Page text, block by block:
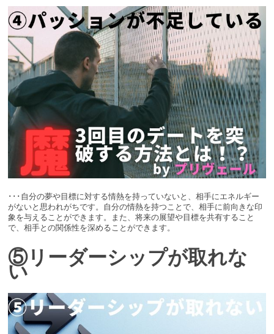
･･･自分の夢や目標に対する情熱を持っていないと、相手にエネルギー
がないと思われがちです。自分の情熱を持つことで、相手に前向きな印
象を与えることができます。また、将来の展望や目標を共有すること
で、相手との関係性を深めることができます。
⑤リーダーシップが取れな
い